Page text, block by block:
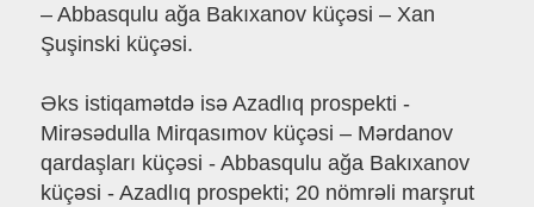
– Abbasqulu ağa Bakıxanov küçəsi – Xan
Şuşinski küçəsi.
Əks istiqamətdə isə Azadlıq prospekti -
Mirəsədulla Mirqasımov küçəsi – Mərdanov
qardaşları küçəsi - Abbasqulu ağa Bakıxanov
küçəsi - Azadlıq prospekti; 20 nömrəli marşrut